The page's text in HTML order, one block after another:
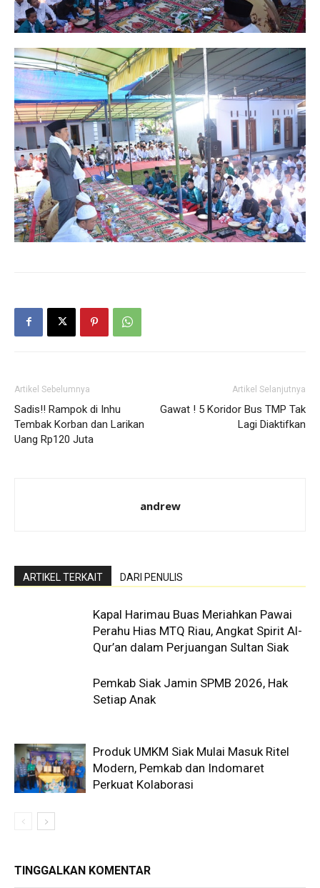
Artikel Sebelumnya
Sadis!! Rampok di Inhu
Tembak Korban dan Larikan
Uang Rp120 Juta
Artikel Selanjutnya
Gawat ! 5 Koridor Bus TMP Tak
Lagi Diaktifkan
andrew
ARTIKEL TERKAIT DARI PENULIS
Kapal Harimau Buas Meriahkan Pawai
Perahu Hias MTQ Riau, Angkat Spirit Al-
Qur’an dalam Perjuangan Sultan Siak
Pemkab Siak Jamin SPMB 2026, Hak
Setiap Anak
Produk UMKM Siak Mulai Masuk Ritel
Modern, Pemkab dan Indomaret
Perkuat Kolaborasi
TINGGALKAN KOMENTAR